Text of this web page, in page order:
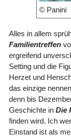
© Panini
Alles in allem
Familientreffen
ergreifend
Setting und die
Herzet und
das einzige
denn bis
Geschichte in Die
finden wird. Ich
Einstand ist als